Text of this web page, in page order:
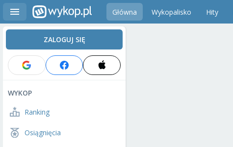
Główna Wykopalisko Hity
ZALOGUJ SIĘ
WYKOP
Ranking
Osiągnięcia